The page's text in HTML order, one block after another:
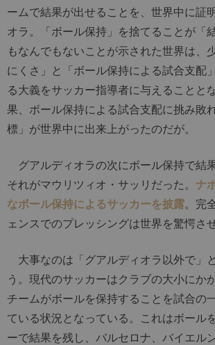
ームで結果が出せることを、世界中に証
オラ。「ボール保持」を捨てることが「
もなんでもないことが示された世界は、
にくさ」と「ボール保持による試合支配
る大義をサッカー指導者に与えることと
果、ボール保持による試合支配に挑み敗
標」が世界中に出来上がったのだが。
グアルディオラの次にボール保持で結
それがマウリツィオ・サッリだった。 ナ
なボール保持によるサッカーを披露。完
ェンスでのプレッシングは世界を驚愕させ
大事なのは「グアルディオラ以外で」
う。現代のサッカーはクラブの大小にか
チームがボールを保持することを試合の
ている状況となっている。これはボール
ーで結果を残し、バルセロナ、バイエル